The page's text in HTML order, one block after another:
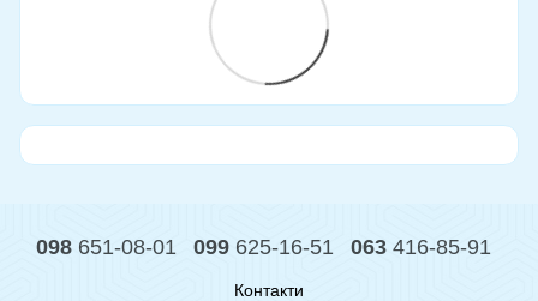
098 651-08-01 099 625-16-51 063 416-85-91
Контакти